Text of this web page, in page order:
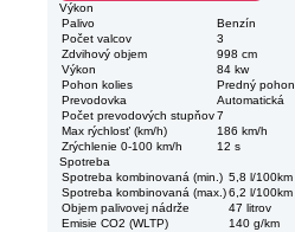
Výkon
Palivo
Benzín
Počet valcov
3
Zdvihový objem
998 cm
Výkon
84 kw
Pohon kolies
Predný pohon
Prevodovka
Automatická
Počet prevodových stupňov 7
Max rýchlosť (km/h)
186 km/h
Zrýchlenie 0-100 km/h
12 s
Spotreba
Spotreba kombinovaná (min.) 5,8 l/100km
Spotreba kombinovaná (max.) 6,2 l/100km
Objem palivovej nádrže
47 litrov
Emisie CO2 (WLTP)
140 g/km